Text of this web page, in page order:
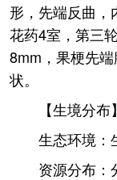
形，先端反曲，
花药4室，第三
8mm，果梗先
状。
【生境分布】
生态环境：
资源分布：